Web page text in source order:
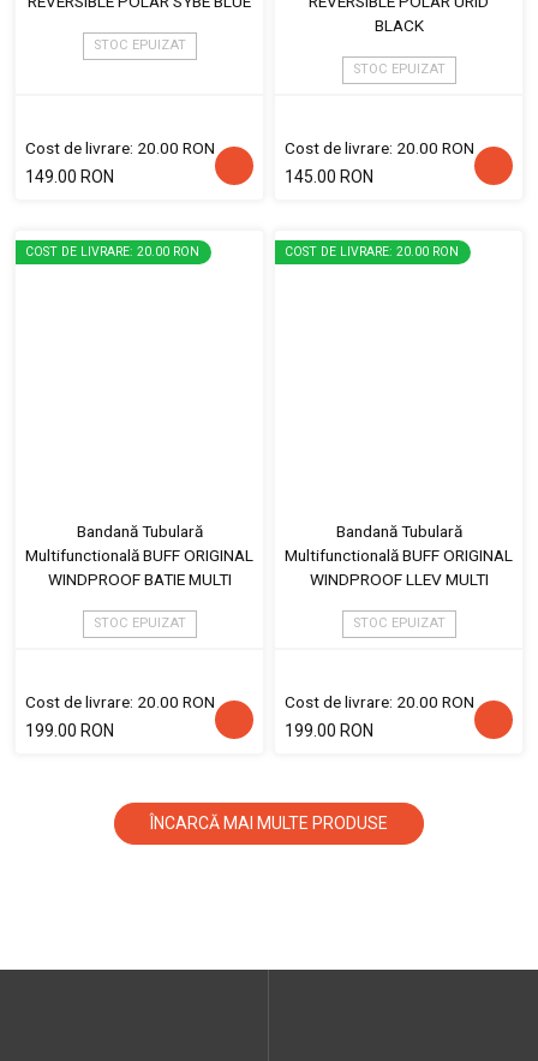
STOC EPUIZAT
Cost de livrare: 20.00 RON
149.00 RON
BLACK
STOC EPUIZAT
Cost de livrare: 20.00 RON
145.00 RON
COST DE LIVRARE: 20.00 RON
Bandană Tubulară
Multifunctională BUFF ORIGINAL
WINDPROOF BATIE MULTI
STOC EPUIZAT
Cost de livrare: 20.00 RON
199.00 RON
COST DE LIVRARE: 20.00 RON
Bandană Tubulară
Multifunctională BUFF ORIGINAL
WINDPROOF LLEV MULTI
STOC EPUIZAT
Cost de livrare: 20.00 RON
199.00 RON
ÎNCARCĂ MAI MULTE PRODUSE